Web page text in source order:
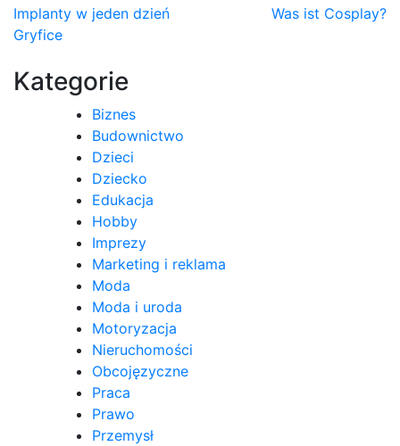
Nawigacja
wpisu
Implanty w jeden dzień
Gryfice
Was ist Cosplay?
Kategorie
Biznes
Budownictwo
Dzieci
Dziecko
Edukacja
Hobby
Imprezy
Marketing i reklama
Moda
Moda i uroda
Motoryzacja
Nieruchomości
Obcojęzyczne
Praca
Prawo
Przemysł